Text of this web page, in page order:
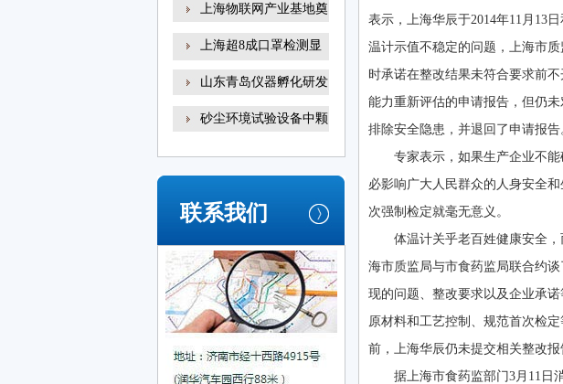
上海物联网产业基地奠
上海超8成口罩检测显
山东青岛仪器孵化研发
砂尘环境试验设备中颗
联系我们
表示，上海华辰于2014年11月13
温计示值不稳定的问题，上海市
时承诺在整改结果未符合要求前
能力重新评估的申请报告，但仍
排除安全隐患，并退回了申请报告
专家表示，如果生产企业不
必影响广大人民群众的人身安全
次强制检定就毫无意义。
体温计关乎老百姓健康安全
海市质监局与市食药监局联合约
现的问题、整改要求以及企业承
原材料和工艺控制、规范首次检
前，上海华辰仍未提交相关整改报
据上海市食药监部门3月11日